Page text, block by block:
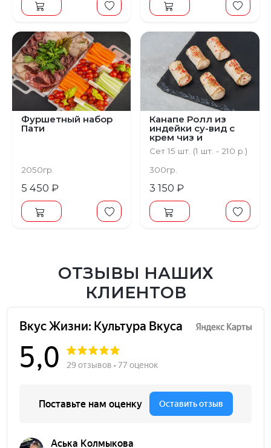
Фуршетный набор
Пати
2050гр.
5 450 ₽
Канапе Ролл из
индейки су-вид с
крем чиз и
оливками
Сет 15 шт. (1 шт. - 210 р.)
300гр.
3 150 ₽
ОТЗЫВЫ НАШИХ
КЛИЕНТОВ